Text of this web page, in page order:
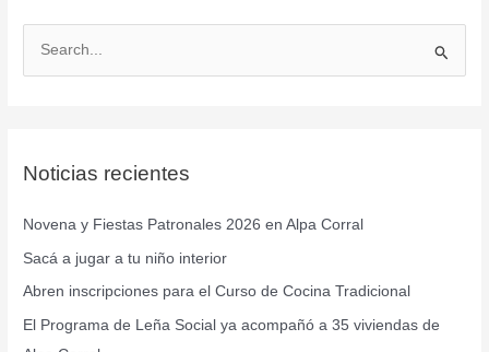
a
p
o
r
:
Noticias recientes
Novena y Fiestas Patronales 2026 en Alpa Corral
Sacá a jugar a tu niño interior
Abren inscripciones para el Curso de Cocina Tradicional
El Programa de Leña Social ya acompañó a 35 viviendas de